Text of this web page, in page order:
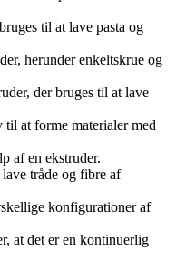
til at lave pasta og
herunder enkeltskrue og
der bruges til at lave
til at forme materialer med
af en ekstruder.
tråde og fibre af
konfigurationer af
at det er en kontinuerlig